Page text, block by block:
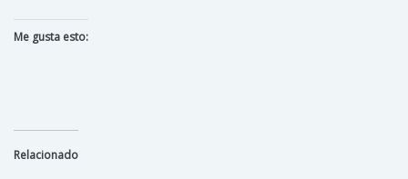
Me gusta esto:
Relacionado